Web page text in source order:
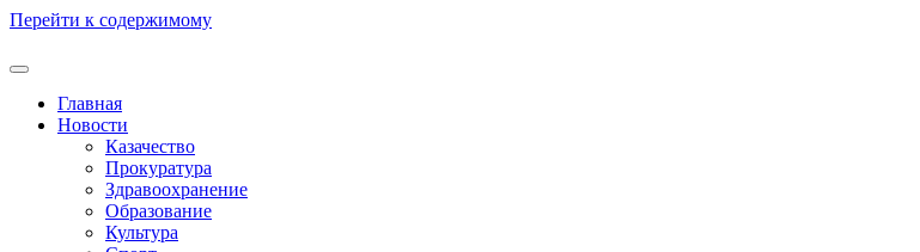
Перейти к содержимому
Главная
Новости
Казачество
Прокуратура
Здравоохранение
Образование
Культура